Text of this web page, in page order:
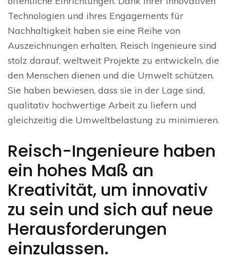
Technologien und ihres Engagements für
Nachhaltigkeit haben sie eine Reihe von
Auszeichnungen erhalten. Reisch Ingenieure sind
stolz darauf, weltweit Projekte zu entwickeln, die
den Menschen dienen und die Umwelt schützen.
Sie haben bewiesen, dass sie in der Lage sind,
qualitativ hochwertige Arbeit zu liefern und
gleichzeitig die Umweltbelastung zu minimieren.
Reisch-Ingenieure haben
ein hohes Maß an
Kreativität, um innovativ
zu sein und sich auf neue
Herausforderungen
einzulassen.